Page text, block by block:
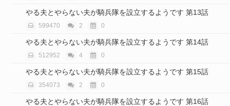
やる夫とやらない夫が騎兵隊を設立するようです 第13話
599470 2 0
やる夫とやらない夫が騎兵隊を設立するようです 第14話
512952 4 0
やる夫とやらない夫が騎兵隊を設立するようです 第15話
354073 2 0
やる夫とやらない夫が騎兵隊を設立するようです 第16話